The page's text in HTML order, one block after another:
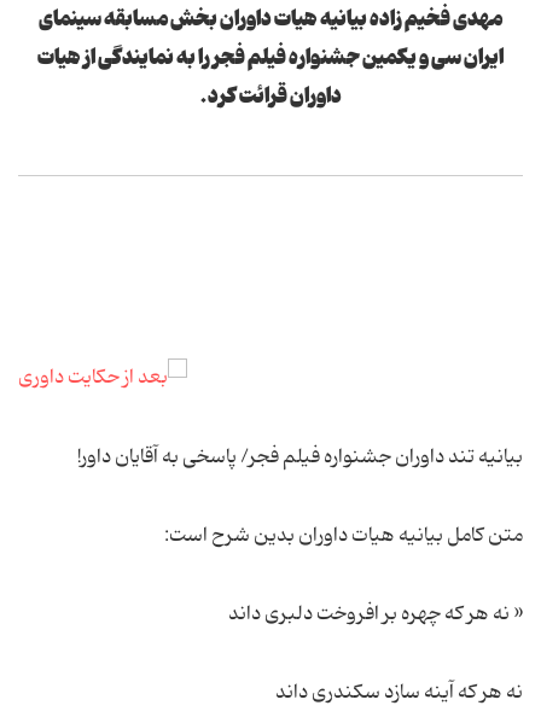
مهدی فخیم زاده بیانیه هیات داوران بخش مسابقه سینمای
ایران سی و یکمین جشنواره فیلم فجر را به نمایندگی از هیات
داوران قرائت کرد.
بیانیه تند داوران جشنواره فیلم فجر/ پاسخی به آقایان داور!
متن کامل بیانیه هیات داوران بدین شرح است:
« نه هر که چهره بر افروخت دلبری داند
نه هر که آینه سازد سکندری داند